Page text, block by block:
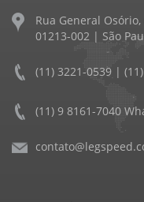
Rua General
01213-002 | São
(11) 3221-0539 |
(11) 9 8161-7040